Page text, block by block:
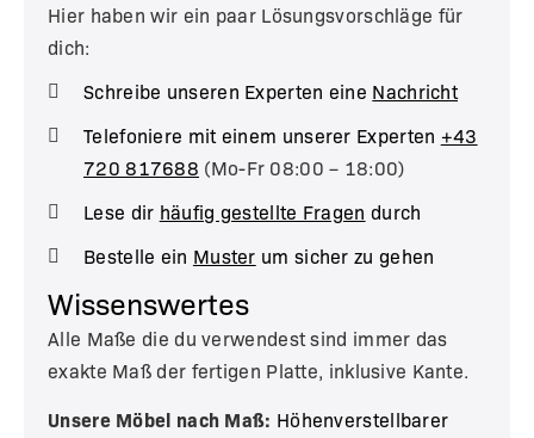
Hier haben wir ein paar Lösungsvorschläge für
dich:
Schreibe unseren Experten eine Nachricht
Telefoniere mit einem unserer Experten +43
720 817688 (Mo-Fr 08:00 – 18:00)
Lese dir häufig gestellte Fragen durch
Bestelle ein Muster um sicher zu gehen
Wissenswertes
Alle Maße die du verwendest sind immer das
exakte Maß der fertigen Platte, inklusive Kante.
Unsere Möbel nach Maß: Höhenverstellbarer